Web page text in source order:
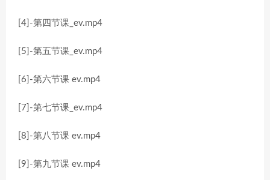
[4]-第四节课_ev.mp4
[5]-第五节课_ev.mp4
[6]-第六节课 ev.mp4
[7]-第七节课_ev.mp4
[8]-第八节课 ev.mp4
[9]-第九节课 ev.mp4